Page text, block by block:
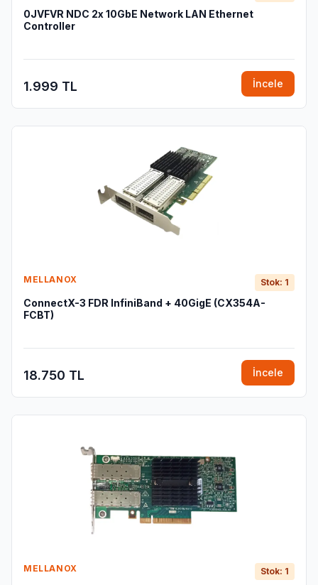
0JVFVR NDC 2x 10GbE Network LAN Ethernet
Controller
1.999 TL İncele
MELLANOX Stok: 1
ConnectX-3 FDR InfiniBand + 40GigE (CX354A-
FCBT)
18.750 TL İncele
MELLANOX Stok: 1